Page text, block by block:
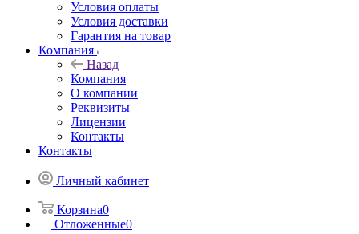
Условия оплаты
Условия доставки
Гарантия на товар
Компания
Назад
Компания
О компании
Реквизиты
Лицензии
Контакты
Контакты
Личный кабинет
Корзина0
Отложенные0